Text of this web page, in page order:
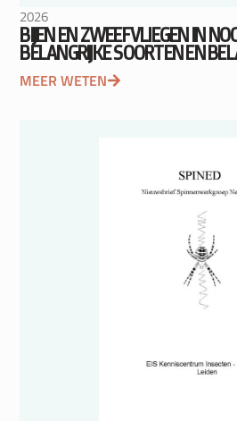
2026
BIJEN EN ZWEEFVLIEGEN IN
BELANGRIJKE SOORTEN EN
MEER WETEN